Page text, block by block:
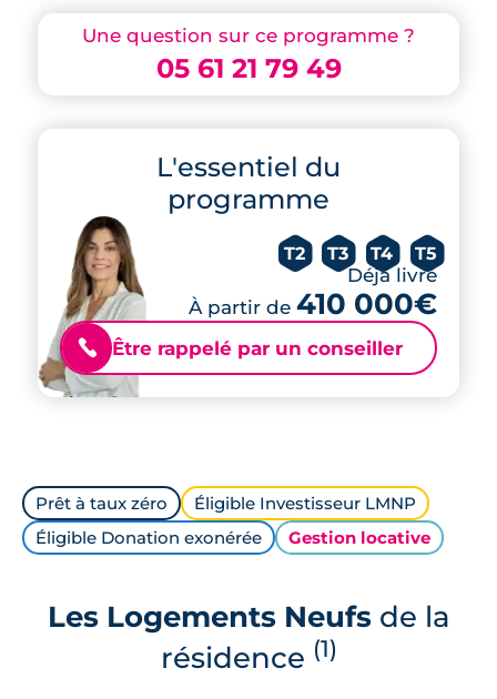
Une question sur ce programme ?
05 61 21 79 49
L'essentiel du
programme
T2 T3 T4 T5
Déjà livré
À partir de 410 000€
📞 Être rappelé par un conseiller
Prêt à taux zéro
Éligible Investisseur LMNP
Éligible Donation exonérée
Gestion locative
Les Logements Neufsde la
résidence (1)